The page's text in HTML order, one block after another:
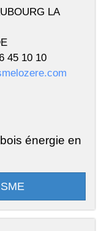
LA
45 10 10
énergie en